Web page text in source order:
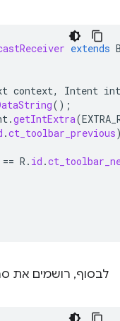
extends
context, Intent
();
.getIntExtra(
.ct_toolbar_previous
== R . id .
לבסוף, רושמים את